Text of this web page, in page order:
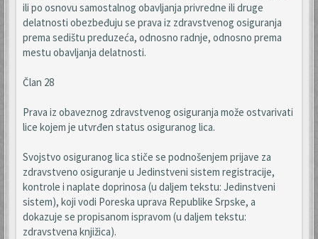
ili po osnovu samostalnog obavljanja privredne ili druge
delatnosti obezbeđuju se prava iz zdravstvenog osiguranja
prema sedištu preduzeća, odnosno radnje, odnosno prema
mestu obavljanja delatnosti.
Član 28
Prava iz obaveznog zdravstvenog osiguranja može ostvarivati
lice kojem je utvrđen status osiguranog lica.
Svojstvo osiguranog lica stiče se podnošenjem prijave za
zdravstveno osiguranje u Jedinstveni sistem registracije,
kontrole i naplate doprinosa (u daljem tekstu: Jedinstveni
sistem), koji vodi Poreska uprava Republike Srpske, a
dokazuje se propisanom ispravom (u daljem tekstu:
zdravstvena knjižica).